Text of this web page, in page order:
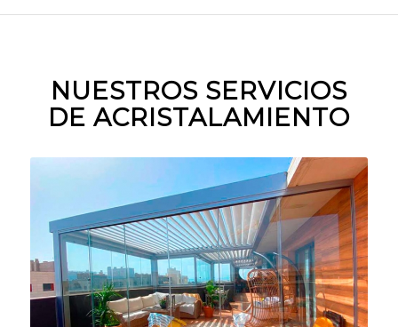
NUESTROS SERVICIOS
DE ACRISTALAMIENTO